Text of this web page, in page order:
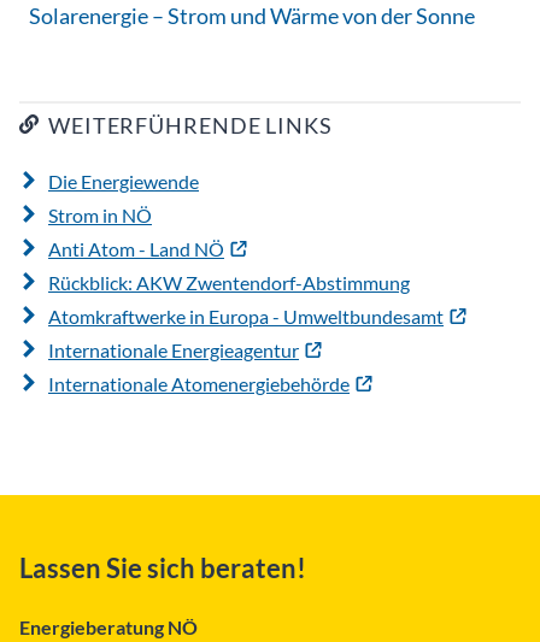
Solarenergie – Strom und Wärme von der Sonne
WEITERFÜHRENDE LINKS
Die Energiewende
Strom in NÖ
Anti Atom - Land NÖ
Rückblick: AKW Zwentendorf-Abstimmung
Atomkraftwerke in Europa - Umweltbundesamt
Internationale Energieagentur
Internationale Atomenergiebehörde
Lassen Sie sich beraten!
Energieberatung NÖ